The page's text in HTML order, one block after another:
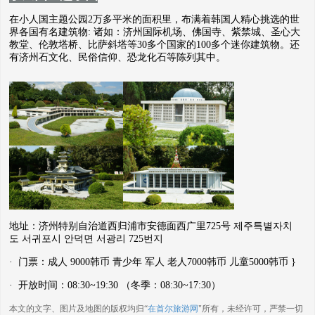
在小人国主题公园2万多平米的面积里，布满着韩国人精心挑选的世
界各国有名建筑物: 诸如：济州国际机场、佛国寺、紫禁城、圣心大
教堂、伦敦塔桥、比萨斜塔等30多个国家的100多个迷你建筑物。还
有济州石文化、民俗信仰、恐龙化石等陈列其中。
地址：济州特别自治道西归浦市安德面西广里725号 제주특별자치
도 서귀포시 안덕면 서광리 725번지
· 门票：成人 9000韩币 青少年 军人 老人7000韩币 儿童5000韩币 }
· 开放时间：08:30~19:30 （冬季：08:30~17:30）
本文的文字、图片及地图的版权均归“在首尔旅游网"所有，未经许可，严禁一切